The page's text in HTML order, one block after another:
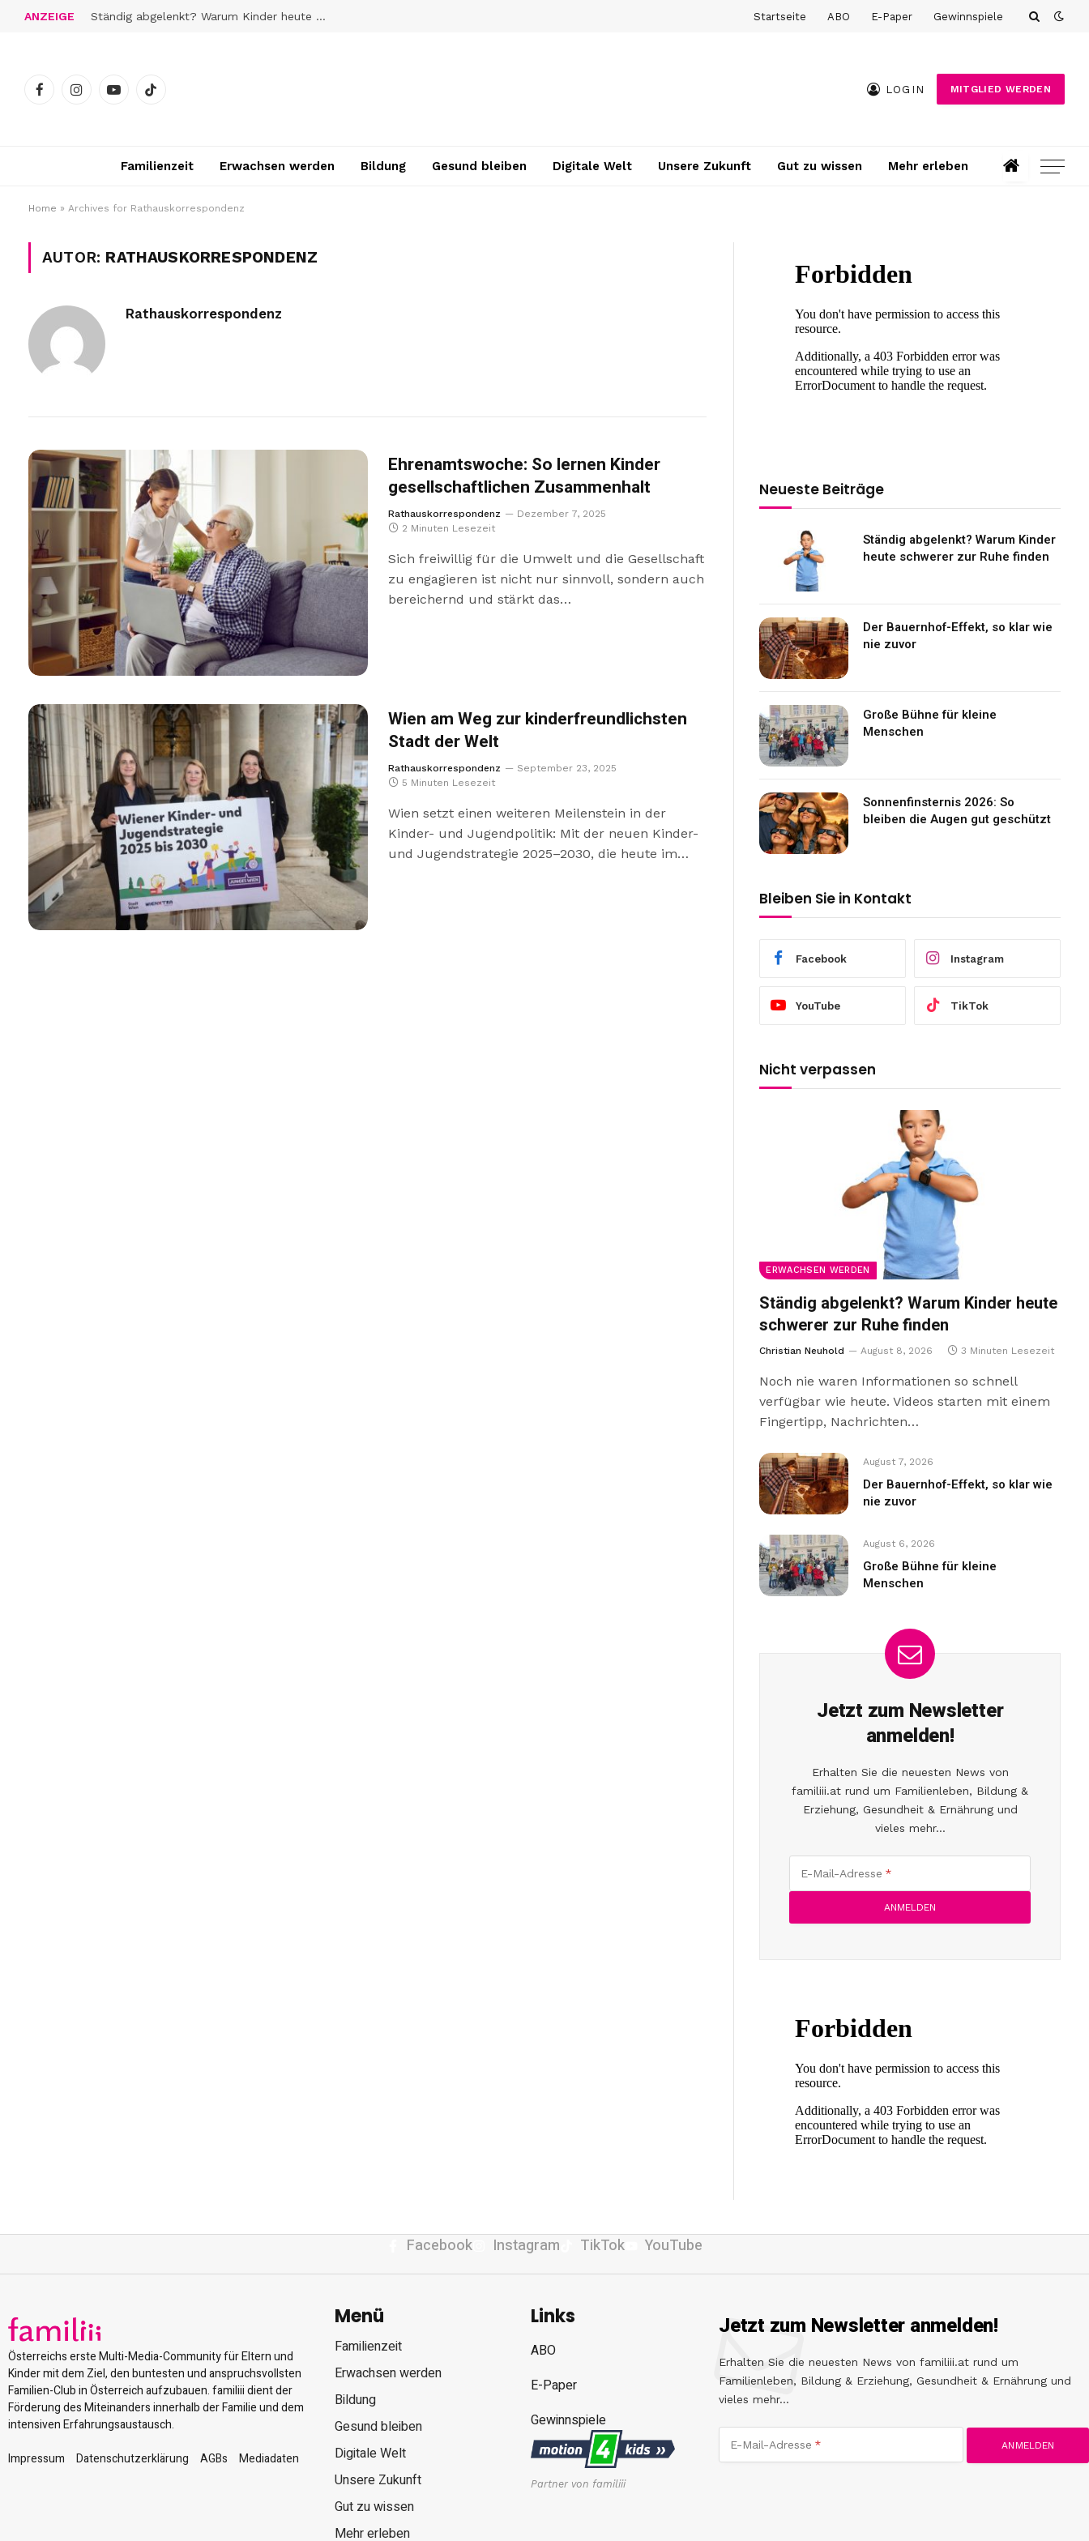
ANZEIGE Ständig abgelenkt? Warum Kinder heute schwerer zur Ruhe finden Startseite ABO E-Paper Gewinnspiele
FacebookInstagramYouTubeTikTok
LOGIN MITGLIED WERDEN
Familienzeit Erwachsen werden Bildung Gesund bleiben Digitale Welt Unsere Zukunft Gut zu wissen Mehr erleben
Home » Archives for Rathauskorrespondenz
AUTOR: RATHAUSKORRESPONDENZ
Rathauskorrespondenz
Ehrenamtswoche: So lernen Kinder
gesellschaftlichen Zusammenhalt
Rathauskorrespondenz
Dezember 7, 2025
2 Minuten Lesezeit
Sich freiwillig für die Umwelt und die Gesellschaft
zu engagieren ist nicht nur sinnvoll, sondern auch
bereichernd und stärkt das…
Wien am Weg zur kinderfreundlichsten
Stadt der Welt
Rathauskorrespondenz
September 23, 2025
5 Minuten Lesezeit
Wien setzt einen weiteren Meilenstein in der
Kinder- und Jugendpolitik: Mit der neuen Kinder-
und Jugendstrategie 2025–2030, die heute im…
Neueste Beiträge
Ständig abgelenkt? Warum Kinder
heute schwerer zur Ruhe finden
Der Bauernhof-Effekt, so klar wie
nie zuvor
Große Bühne für kleine
Menschen
Sonnenfinsternis 2026: So
bleiben die Augen gut geschützt
Bleiben Sie in Kontakt
Facebook Instagram
YouTube TikTok
Nicht verpassen
ERWACHSEN WERDEN
Ständig abgelenkt? Warum Kinder heute
schwerer zur Ruhe finden
Christian Neuhold August 8, 2026 3 Minuten Lesezeit
Noch nie waren Informationen so schnell
verfügbar wie heute. Videos starten mit einem
Fingertipp, Nachrichten…
August 7, 2026
Der Bauernhof-Effekt, so klar wie
nie zuvor
August 6, 2026
Große Bühne für kleine
Menschen
Jetzt zum Newsletter
anmelden!
Erhalten Sie die neuesten News von
familiii.at rund um Familienleben, Bildung &
Erziehung, Gesundheit & Ernährung und
vieles mehr...
E-Mail-Adresse
Facebook Instagram TikTok YouTube
Österreichs erste Multi-Media-Community für Eltern und
Kinder mit dem Ziel, den buntesten und anspruchsvollsten
Familien-Club in Österreich aufzubauen. familiii dient der
Förderung des Miteinanders innerhalb der Familie und dem
intensiven Erfahrungsaustausch.
Impressum
Datenschutzerklärung AGBs Mediadaten
Menü
Familienzeit
Erwachsen werden
Bildung
Gesund bleiben
Digitale Welt
Unsere Zukunft
Gut zu wissen
Mehr erleben
Links
ABO
E-Paper
Gewinnspiele
Partner von familiii
Jetzt zum Newsletter anmelden!
Erhalten Sie die neuesten News von familiii.at rund um
Familienleben, Bildung & Erziehung, Gesundheit & Ernährung und
vieles mehr...
E-Mail-Adresse